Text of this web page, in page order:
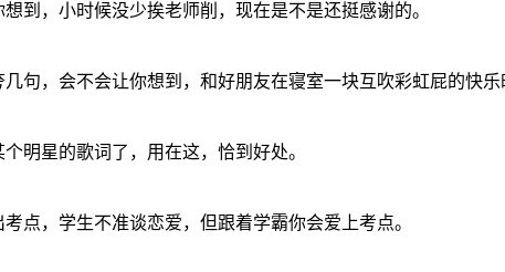
到，小时候没少挨老师削，现在是不是还挺感谢的。
句，会不会让你想到，和好朋友在寝室一块互吹彩虹屁的快乐
明星的歌词了，用在这，恰到好处。
点，学生不准谈恋爱，但跟着学霸你会爱上考点。